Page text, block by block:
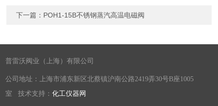
下一篇： POH1-15B不锈钢蒸汽高温电磁阀
普雷沃阀业（上海）有限公司
公司地址：上海市浦东新区北蔡镇沪南公路2419弄30号B座1005
室 技术支持：化工仪器网